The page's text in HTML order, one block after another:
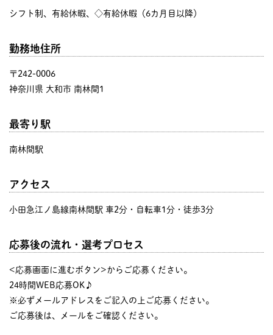
シフト制、有給休暇、◇有給休暇（6カ月目以降）
勤務地住所
〒242-0006
神奈川県 大和市 南林間1
最寄り駅
南林間駅
アクセス
小田急江ノ島線南林間駅 車2分・自転車1分・徒歩3分
応募後の流れ・選考プロセス
<応募画面に進むボタン>からご応募ください。
24時間WEB応募OK♪
※必ずメールアドレスをご記入の上ご応募ください。
ご応募後は、メールをご確認ください。